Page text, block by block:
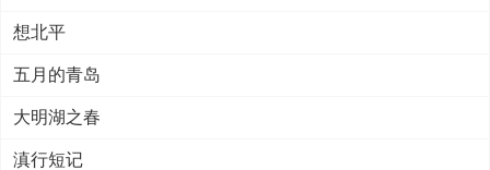
想北平
五月的青岛
大明湖之春
滇行短记